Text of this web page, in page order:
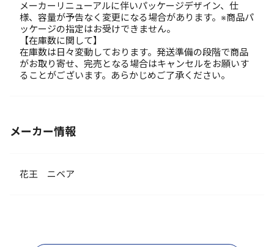
メーカーリニューアルに伴いパッケージデザイン、仕
様、容量が予告なく変更になる場合があります。※商品パ
ッケージの指定はお受けできません。
【在庫数に関して】
在庫数は日々変動しております。発送準備の段階で商品
がお取り寄せ、完売となる場合はキャンセルをお願いす
ることがございます。あらかじめご了承ください。
メーカー情報
花王 ニベア